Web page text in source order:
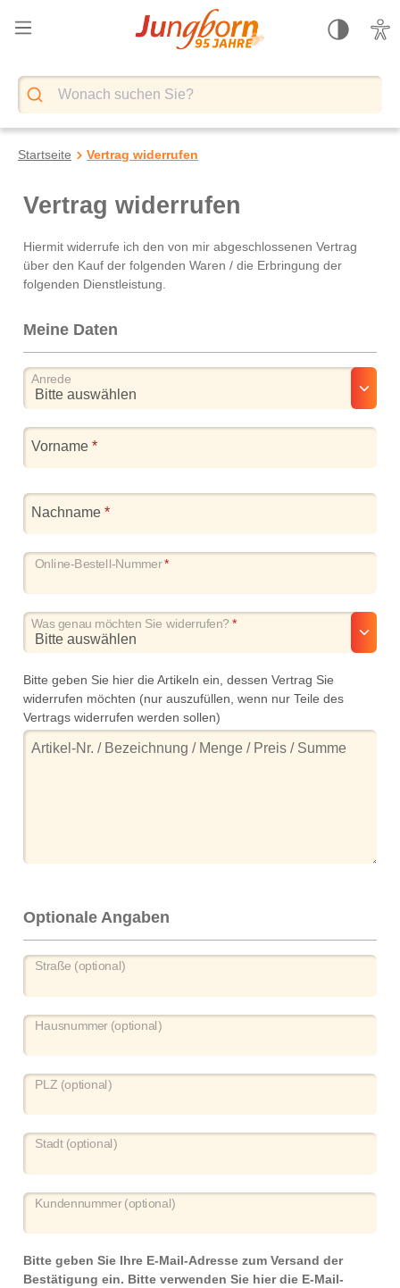
springen
Startseite Vertrag widerrufen
Vertrag widerrufen
Hiermit widerrufe ich den von mir abgeschlossenen Vertrag
über den Kauf der folgenden Waren / die Erbringung der
folgenden Dienstleistung.
Meine Daten
Anrede
Vorname *
Nachname *
Online-Bestell-Nummer*
Was genau möchten Sie widerrufen?*
Bitte geben Sie hier die Artikeln ein, dessen Vertrag Sie
widerrufen möchten (nur auszufüllen, wenn nur Teile des
Vertrags widerrufen werden sollen)
Optionale Angaben
Straße (optional)
Hausnummer (optional)
PLZ (optional)
Stadt (optional)
Kundennummer (optional)
Bitte geben Sie Ihre E-Mail-Adresse zum Versand der
Bestätigung ein. Bitte verwenden Sie hier die E-Mail-